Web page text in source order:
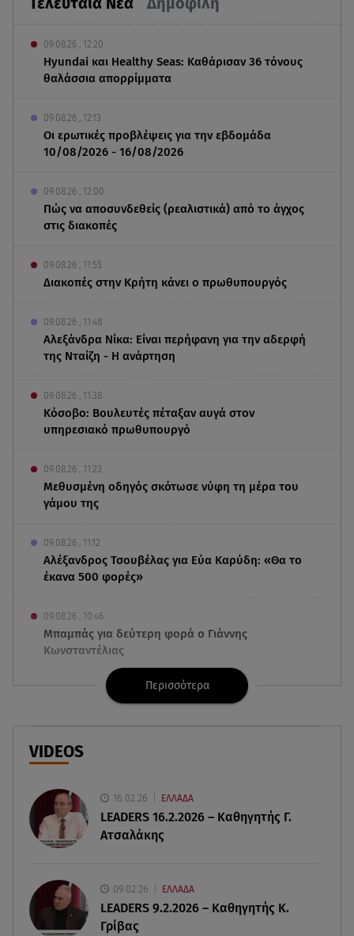
09.08.26 , 12:20
Hyundai και Healthy Seas: Καθάρισαν 36 τόνους
θαλάσσια απορρίμματα
09.08.26 , 12:13
Οι ερωτικές προβλέψεις για την εβδομάδα
10/08/2026 - 16/08/2026
09.08.26 , 12:00
Πώς να αποσυνδεθείς (ρεαλιστικά) από το άγχος
στις διακοπές
09.08.26 , 11:55
Διακοπές στην Κρήτη κάνει ο πρωθυπουργός
09.08.26 , 11:48
Αλεξάνδρα Νίκα: Είναι περήφανη για την αδερφή
της Νταίζη - Η ανάρτηση
09.08.26 , 11:38
Κόσοβο: Βουλευτές πέταξαν αυγά στον
υπηρεσιακό πρωθυπουργό
09.08.26 , 11:23
Μεθυσμένη οδηγός σκότωσε νύφη τη μέρα του
γάμου της
09.08.26 , 11:12
Αλέξανδρος Τσουβέλας για Εύα Καρύδη: «Θα το
έκανα 500 φορές»
09.08.26 , 10:46
Μπαμπάς για δεύτερη φορά ο Γιάννης
Κωνσταντέλιας
09.08.26 , 10:43
Αλέξης Γεωργούλης: Η ανάρτηση από την
παραλία και οι κοιλιακοί!
09.08.26 , 10:33
φράουλα
09.08.26 , 10:13
09.08.26 , 10:10
Ιωάννα Τούνη: «Έβγαλα όλο το βράδυ στο
Περισσότερα
VIDEOS
16.02.26 ΕΛΛΑΔΑ
LEADERS 16.2.2026 – Καθηγητής Γ.
Ατσαλάκης
09.02.26 ΕΛΛΑΔΑ
LEADERS 9.2.2026 – Καθηγητής Κ.
Γρίβας